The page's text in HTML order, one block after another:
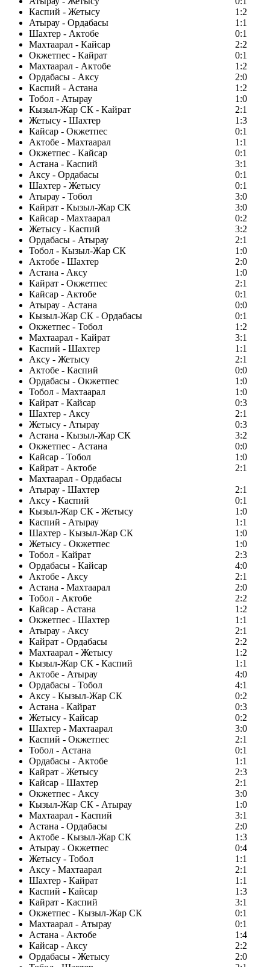
Каспий - Жетысу
1:2
Атырау - Ордабасы
1:1
Шахтер - Актобе
0:1
Махтаарал - Кайсар
2:2
Окжетпес - Кайрат
0:1
Махтаарал - Актобе
1:2
Ордабасы - Аксу
2:0
Каспий - Астана
1:2
Тобол - Атырау
1:0
Кызыл-Жар СК - Кайрат
2:1
Жетысу - Шахтер
1:3
Кайсар - Окжетпес
0:1
Актобе - Махтаарал
1:1
Окжетпес - Кайсар
0:1
Астана - Каспий
3:1
Аксу - Ордабасы
0:1
Шахтер - Жетысу
0:1
Атырау - Тобол
3:0
Кайрат - Кызыл-Жар СК
3:0
Кайсар - Махтаарал
0:2
Жетысу - Каспий
3:2
Ордабасы - Атырау
2:1
Тобол - Кызыл-Жар СК
1:0
Актобе - Шахтер
2:0
Астана - Аксу
1:0
Кайрат - Окжетпес
2:1
Кайсар - Актобе
0:1
Атырау - Астана
0:0
Кызыл-Жар СК - Ордабасы
0:1
Окжетпес - Тобол
1:2
Махтаарал - Кайрат
3:1
Каспий - Шахтер
1:1
Аксу - Жетысу
2:1
Актобе - Каспий
0:0
Ордабасы - Окжетпес
1:0
Тобол - Махтаарал
1:0
Кайрат - Кайсар
0:3
Шахтер - Аксу
2:1
Жетысу - Атырау
0:3
Астана - Кызыл-Жар СК
3:2
Окжетпес - Астана
0:0
Кайсар - Тобол
1:0
Кайрат - Актобе
2:1
Махтаарал - Ордабасы
Атырау - Шахтер
2:1
Аксу - Каспий
0:1
Кызыл-Жар СК - Жетысу
1:0
Каспий - Атырау
1:1
Шахтер - Кызыл-Жар СК
1:0
Жетысу - Окжетпес
1:0
Тобол - Кайрат
2:3
Ордабасы - Кайсар
4:0
Актобе - Аксу
2:1
Астана - Махтаарал
2:0
Тобол - Актобе
2:2
Кайсар - Астана
1:2
Окжетпес - Шахтер
1:1
Атырау - Аксу
2:1
Кайрат - Ордабасы
2:2
Махтаарал - Жетысу
1:2
Кызыл-Жар СК - Каспий
1:1
Актобе - Атырау
4:0
Ордабасы - Тобол
4:1
Аксу - Кызыл-Жар СК
0:2
Астана - Кайрат
0:3
Жетысу - Кайсар
0:2
Шахтер - Махтаарал
3:0
Каспий - Окжетпес
2:1
Тобол - Астана
0:1
Ордабасы - Актобе
1:1
Кайрат - Жетысу
2:3
Кайсар - Шахтер
2:1
Окжетпес - Аксу
3:0
Кызыл-Жар СК - Атырау
1:0
Махтаарал - Каспий
3:1
Астана - Ордабасы
2:0
Актобе - Кызыл-Жар СК
1:3
Атырау - Окжетпес
0:4
Жетысу - Тобол
1:1
Аксу - Махтаарал
2:1
Шахтер - Кайрат
1:1
Каспий - Кайсар
1:3
Кайрат - Каспий
3:1
Окжетпес - Кызыл-Жар СК
0:1
Махтаарал - Атырау
0:1
Астана - Актобе
1:4
Кайсар - Аксу
2:2
Ордабасы - Жетысу
2:0